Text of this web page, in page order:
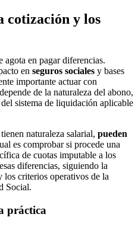
cotización y los
agota en pagar diferencias.
en seguros sociales y bases
importante actuar con
de la naturaleza del abono,
sistema de liquidación aplicable
naturaleza salarial, pueden
es comprobar si procede una
de cuotas imputable a los
diferencias, siguiendo la
criterios operativos de la
Social.
práctica